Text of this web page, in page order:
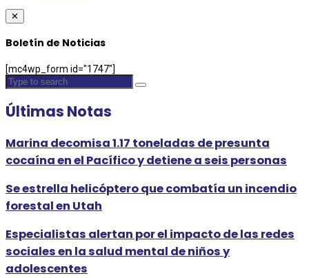
✕
Boletín de Noticias
[mc4wp_form id="1747"]
Últimas Notas
Marina decomisa 1.17 toneladas de presunta
cocaína en el Pacífico y detiene a seis personas
Se estrella helicóptero que combatía un incendio
forestal en Utah
Especialistas alertan por el impacto de las redes
sociales en la salud mental de niños y
adolescentes